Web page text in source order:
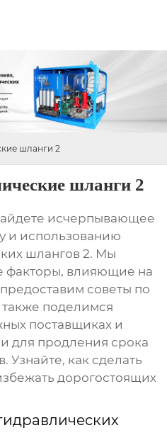
шланги 2
шланги 2
исчерпывающее
и использованию
шлангов 2. Мы
факторы, влияющие на
советы по
также поделимся
поставщиках и
для продления срока
как сделать
дорогостоящих